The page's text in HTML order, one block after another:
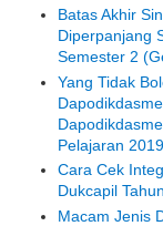
Batas Akhir
Diperpanjang
Semester 2
Yang Tidak
Pelajaran
Cara Cek
Dukcapil
Macam Jenis